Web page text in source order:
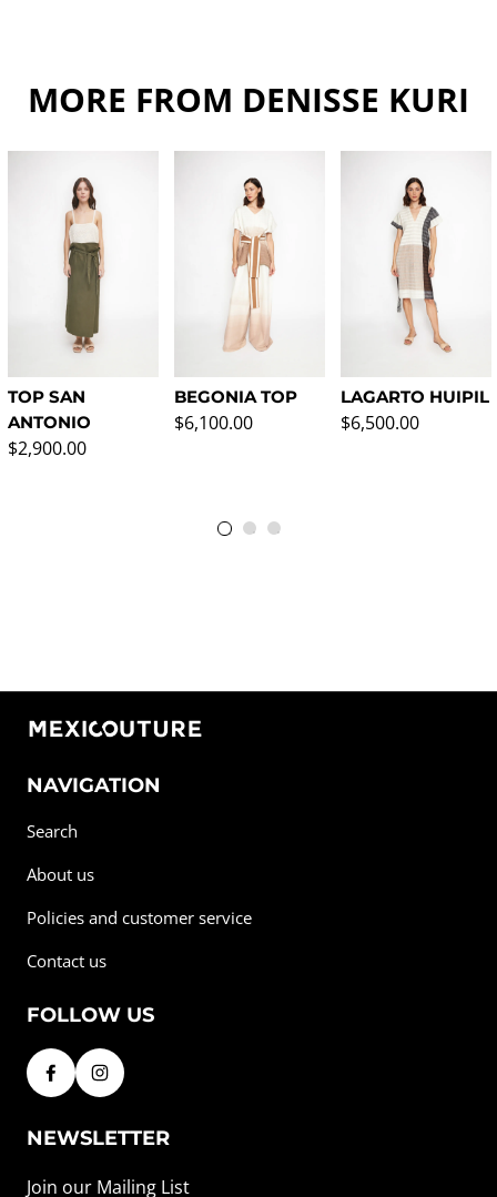
MORE FROM DENISSE KURI
TOP SAN
ANTONIO
Regular price
$2,900.00
BEGONIA TOP
Regular price
$6,100.00
LAGARTO HUIPIL
Regular price
$6,500.00
NAVIGATION
Search
About us
Policies and customer service
Contact us
FOLLOW US
NEWSLETTER
Join our Mailing List